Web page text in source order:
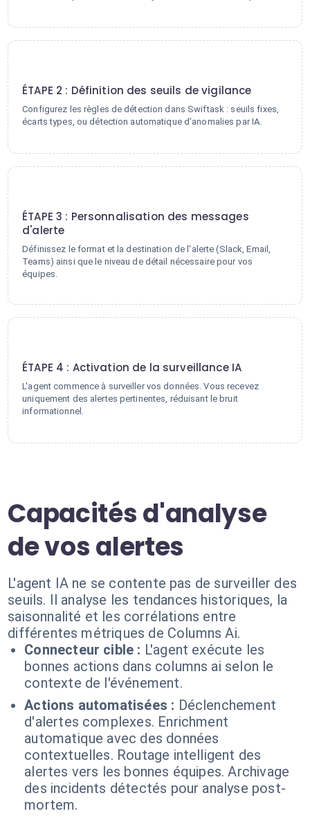
ÉTAPE 2 : Définition des seuils de vigilance
Configurez les règles de détection dans Swiftask : seuils fixes,
écarts types, ou détection automatique d'anomalies par IA.
ÉTAPE 3 : Personnalisation des messages
d'alerte
Définissez le format et la destination de l'alerte (Slack, Email,
Teams) ainsi que le niveau de détail nécessaire pour vos
équipes.
ÉTAPE 4 : Activation de la surveillance IA
L'agent commence à surveiller vos données. Vous recevez
uniquement des alertes pertinentes, réduisant le bruit
informationnel.
Capacités d'analyse
de vos alertes
L'agent IA ne se contente pas de surveiller des
seuils. Il analyse les tendances historiques, la
saisonnalité et les corrélations entre
différentes métriques de Columns Ai.
Connecteur cible : L'agent exécute les
bonnes actions dans columns ai selon le
contexte de l'événement.
Actions automatisées : Déclenchement
d'alertes complexes. Enrichment
automatique avec des données
contextuelles. Routage intelligent des
alertes vers les bonnes équipes. Archivage
des incidents détectés pour analyse post-
mortem.